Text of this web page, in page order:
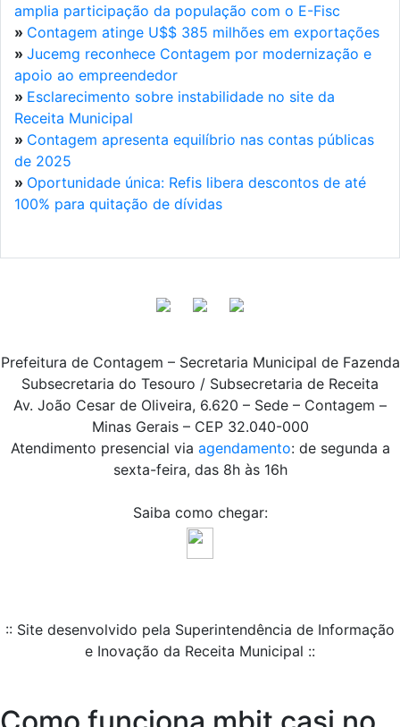
amplia participação da população com o E-Fisc
» Contagem atinge U$$ 385 milhões em exportações
» Jucemg reconhece Contagem por modernização e
apoio ao empreendedor
» Esclarecimento sobre instabilidade no site da
Receita Municipal
» Contagem apresenta equilíbrio nas contas públicas
de 2025
» Oportunidade única: Refis libera descontos de até
100% para quitação de dívidas
Prefeitura de Contagem – Secretaria Municipal de Fazenda
Subsecretaria do Tesouro / Subsecretaria de Receita
Av. João Cesar de Oliveira, 6.620 – Sede – Contagem –
Minas Gerais – CEP 32.040-000
Atendimento presencial via agendamento: de segunda a
sexta-feira, das 8h às 16h
Saiba como chegar:
:: Site desenvolvido pela Superintendência de Informação
e Inovação da Receita Municipal ::